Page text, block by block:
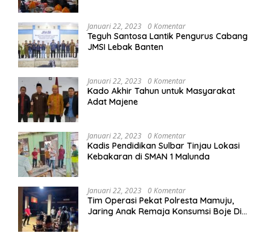
Januari 22, 2023 0 Komentar
Teguh Santosa Lantik Pengurus Cabang
JMSI Lebak Banten
Januari 22, 2023 0 Komentar
Kado Akhir Tahun untuk Masyarakat
Adat Majene
Januari 22, 2023 0 Komentar
Kadis Pendidikan Sulbar Tinjau Lokasi
Kebakaran di SMAN 1 Malunda
Januari 22, 2023 0 Komentar
Tim Operasi Pekat Polresta Mamuju,
Jaring Anak Remaja Konsumsi Boje Di